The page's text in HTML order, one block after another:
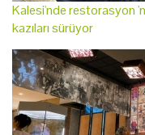
Kalesi'nde restorasyon
kazıları sürüyor